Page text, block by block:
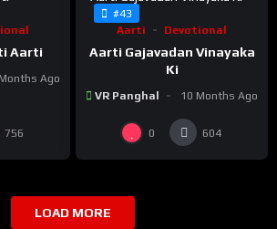
Aarti
Ago
756
#43
Aarti
Devotional
Aarti Gajavadan Vinayaka
Ki
VR Panghal 10 Months Ago
0 604
LOAD MORE